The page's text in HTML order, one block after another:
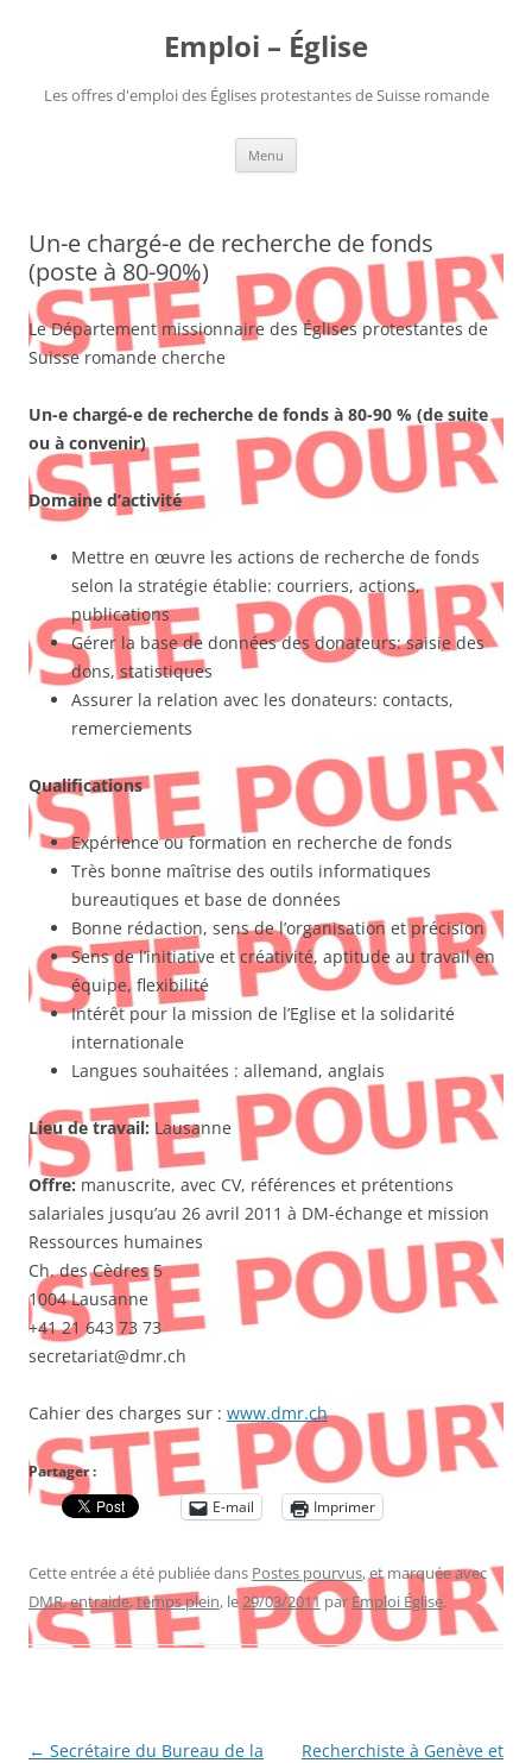
Emploi – Église
Les offres d'emploi des Églises protestantes de Suisse romande
Menu
Un-e chargé-e de recherche de fonds
(poste à 80-90%)
Le Département missionnaire des Églises protestantes de
Suisse romande cherche
Un-e chargé-e de recherche de fonds à 80-90 % (de suite
ou à convenir)
Domaine d’activité
Mettre en œuvre les actions de recherche de fonds
selon la stratégie établie: courriers, actions,
publications
Gérer la base de données des donateurs: saisie des
dons, statistiques
Assurer la relation avec les donateurs: contacts,
remerciements
Qualifications
Expérience ou formation en recherche de fonds
Très bonne maîtrise des outils informatiques
bureautiques et base de données
Bonne rédaction, sens de l’organisation et précision
Sens de l’initiative et créativité, aptitude au travail en
équipe, flexibilité
Intérêt pour la mission de l’Eglise et la solidarité
internationale
Langues souhaitées : allemand, anglais
Lieu de travail: Lausanne
Offre: manuscrite, avec CV, références et prétentions
salariales jusqu’au 26 avril 2011 à DM-échange et mission
Ressources humaines
Ch. des Cèdres 5
1004 Lausanne
+41 21 643 73 73
secretariat@dmr.ch
Cahier des charges sur : www.dmr.ch
Partager :
E-mail
Imprimer
Cette entrée a été publiée dans Postes pourvus, et marquée avec
DMR,entraide,temps plein, le29/03/2011 par Emploi Église.
Navigation
← Secrétaire du Bureau de la
Recherchiste à Genève et